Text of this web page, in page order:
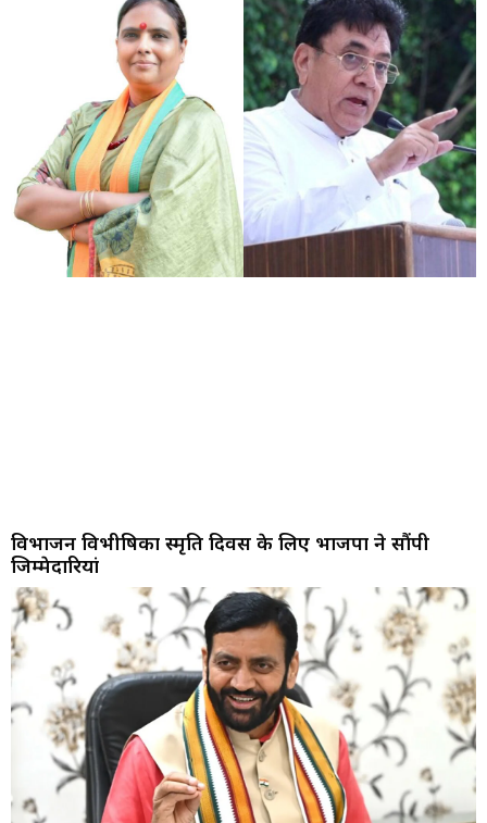
विभाजन विभीषिका स्मृति दिवस के लिए भाजपा ने सौंपी
जिम्मेदारियां